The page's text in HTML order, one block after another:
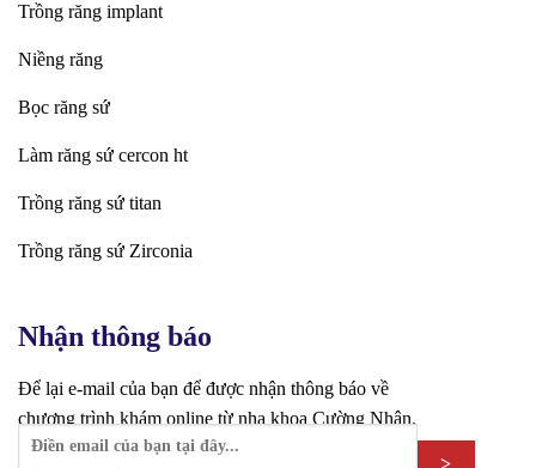
Trồng răng implant
Niềng răng
Bọc răng sứ
Làm răng sứ cercon ht
Trồng răng sứ titan
Trồng răng sứ Zirconia
Nhận thông báo
Để lại e-mail của bạn để được nhận thông báo về
chương trình khám online từ nha khoa Cường Nhân.